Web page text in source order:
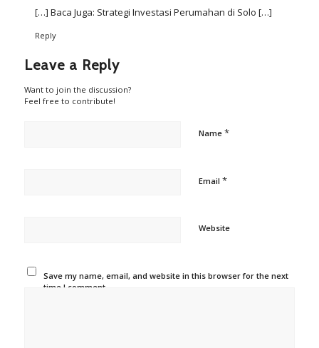
[…] Baca Juga: Strategi Investasi Perumahan di Solo […]
Reply
Leave a Reply
Want to join the discussion?
Feel free to contribute!
Name *
Email *
Website
Save my name, email, and website in this browser for the next
time I comment.